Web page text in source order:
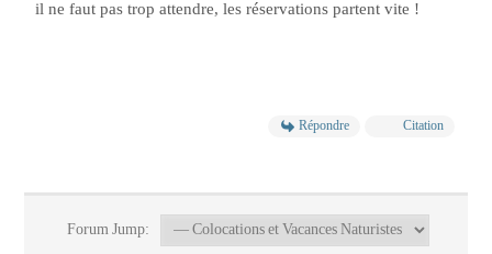
il ne faut pas trop attendre, les réservations partent vite !
Répondre Citation
Forum Jump: